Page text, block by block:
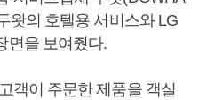
왓의 호텔용 서비스와 LG
면을 보여줬다.
객이 주문한 제품을 객실